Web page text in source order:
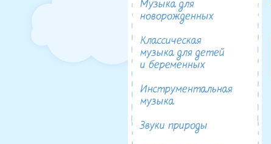
Музыка для
новорожденных
Классическая
музыка для детей
и беременных
Инструментальная
музыка
Звуки природы